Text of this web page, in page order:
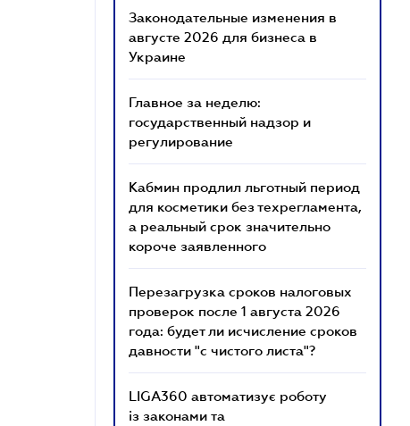
Законодательные изменения в
августе 2026 для бизнеса в
Украине
Главное за неделю:
государственный надзор и
регулирование
Кабмин продлил льготный период
для косметики без техрегламента,
а реальный срок значительно
короче заявленного
Перезагрузка сроков налоговых
проверок после 1 августа 2026
года: будет ли исчисление сроков
давности "с чистого листа"?
LIGA360 автоматизує роботу
із законами та